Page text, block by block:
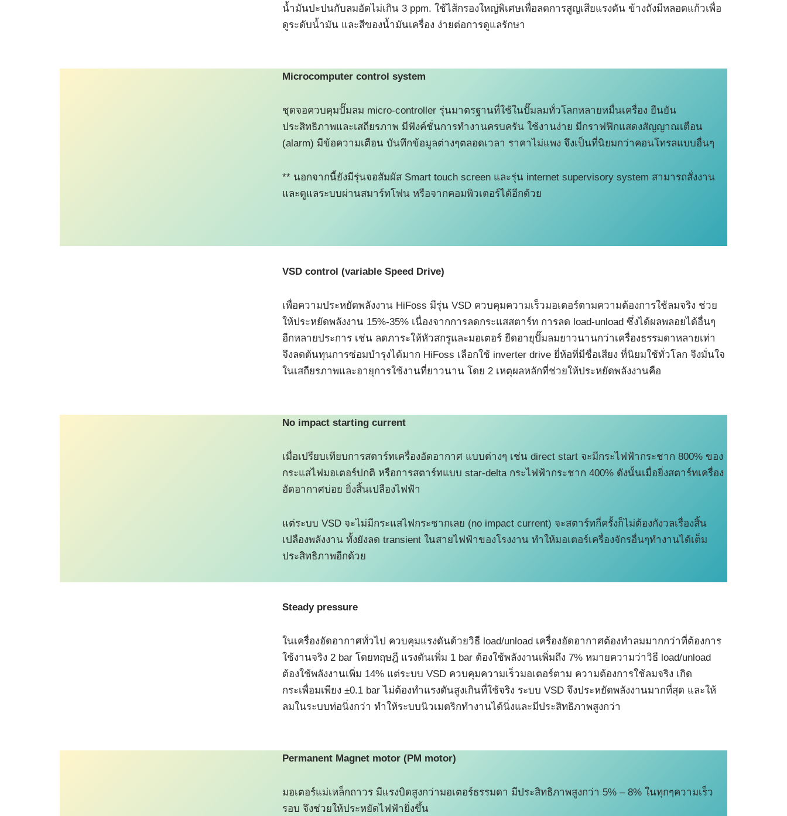
น้ำมันปะปนกับลมอัดไม่เกิน 3 ppm. ใช้ไส้กรองใหญ่พิเศษเพื่อลดการสูญเสียแรงดัน ข้างถังมีหลอดแก้วเพื่อ
ดูระดับน้ำมัน และสีของน้ำมันเครื่อง ง่ายต่อการดูแลรักษา
Microcomputer control system
ชุดจอควบคุมปั๊มลม micro-controller รุ่นมาตรฐานที่ใช้ในปั๊มลมทั่วโลกหลายหมื่นเครื่อง ยืนยัน
ประสิทธิภาพและเสถียรภาพ มีฟังค์ชั่นการทำงานครบครัน ใช้งานง่าย มีกราฟฟิกแสดงสัญญาณเตือน
(alarm) มีข้อความเตือน บันทึกข้อมูลต่างๆตลอดเวลา ราคาไม่แพง จึงเป็นที่นิยมกว่าคอนโทรลแบบอื่นๆ
** นอกจากนี้ยังมีรุ่นจอสัมผัส Smart touch screen และรุ่น internet supervisory system สามารถสั่งงาน
และดูแลระบบผ่านสมาร์ทโฟน หรือจากคอมพิวเตอร์ได้อีกด้วย
VSD control (variable Speed Drive)
เพื่อความประหยัดพลังงาน HiFoss มีรุ่น VSD ควบคุมความเร็วมอเตอร์ตามความต้องการใช้ลมจริง ช่วย
ให้ประหยัดพลังงาน 15%-35% เนื่องจากการลดกระแสสตาร์ท การลด load-unload ซึ่งได้ผลพลอยได้อื่นๆ
อีกหลายประการ เช่น ลดภาระให้หัวสกรูและมอเตอร์ ยืดอายุปั๊มลมยาวนานกว่าเครื่องธรรมดาหลายเท่า
จึงลดต้นทุนการซ่อมบำรุงได้มาก HiFoss เลือกใช้ inverter drive ยี่ห้อที่มีชื่อเสียง ที่นิยมใช้ทั่วโลก จึงมั่นใจ
ในเสถียรภาพและอายุการใช้งานที่ยาวนาน โดย 2 เหตุผลหลักที่ช่วยให้ประหยัดพลังงานคือ
No impact starting current
เมื่อเปรียบเทียบการสตาร์ทเครื่องอัดอากาศ แบบต่างๆ เช่น direct start จะมีกระไฟฟ้ากระชาก 800% ของ
กระแสไฟมอเตอร์ปกติ หรือการสตาร์ทแบบ star-delta กระไฟฟ้ากระชาก 400% ดังนั้นเมื่อยิ่งสตาร์ทเครื่อง
อัดอากาศบ่อย ยิ่งสิ้นเปลืองไฟฟ้า
แต่ระบบ VSD จะไม่มีกระแสไฟกระชากเลย (no impact current) จะสตาร์ทกี่ครั้งก็ไม่ต้องกังวลเรื่องสิ้น
เปลืองพลังงาน ทั้งยังลด transient ในสายไฟฟ้าของโรงงาน ทำให้มอเตอร์เครื่องจักรอื่นๆทำงานได้เต็ม
ประสิทธิภาพอีกด้วย
Steady pressure
ในเครื่องอัดอากาศทั่วไป ควบคุมแรงดันด้วยวิธี load/unload เครื่องอัดอากาศต้องทำลมมากกว่าที่ต้องการ
ใช้งานจริง 2 bar โดยทฤษฎี แรงดันเพิ่ม 1 bar ต้องใช้พลังงานเพิ่มถึง 7% หมายความว่าวิธี load/unload
ต้องใช้พลังงานเพิ่ม 14% แต่ระบบ VSD ควบคุมความเร็วมอเตอร์ตาม ความต้องการใช้ลมจริง เกิด
กระเพื่อมเพียง ±0.1 bar ไม่ต้องทำแรงดันสูงเกินที่ใช้จริง ระบบ VSD จึงประหยัดพลังงานมากที่สุด และให้
ลมในระบบท่อนิ่งกว่า ทำให้ระบบนิวเมตริกทำงานได้นิ่งและมีประสิทธิภาพสูงกว่า
Permanent Magnet motor(PM motor)
มอเตอร์แม่เหล็กถาวร มีแรงบิดสูงกว่ามอเตอร์ธรรมดา มีประสิทธิภาพสูงกว่า 5% – 8% ในทุกๆความเร็ว
รอบ จึงช่วยให้ประหยัดไฟฟ้ายิ่งขึ้น